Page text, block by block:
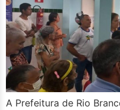
A Prefeitura de Rio